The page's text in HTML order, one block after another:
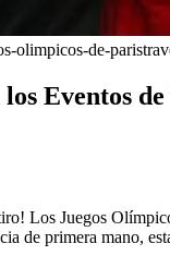
olimpicos-de-paris
Eventos
Los Juegos
de primera mano,